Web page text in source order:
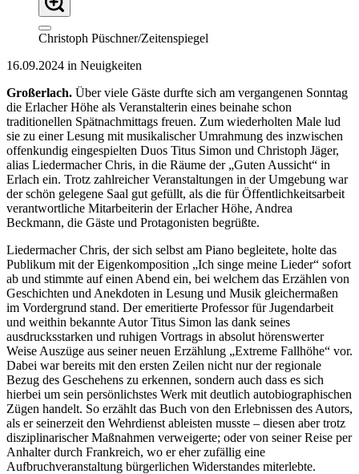
Christoph Püschner/Zeitenspiegel
16.09.2024 in Neuigkeiten
Großerlach. Über viele Gäste durfte sich am vergangenen Sonntag
die Erlacher Höhe als Veranstalterin eines beinahe schon
traditionellen Spätnachmittags freuen. Zum wiederholten Male lud
sie zu einer Lesung mit musikalischer Umrahmung des inzwischen
offenkundig eingespielten Duos Titus Simon und Christoph Jäger,
alias Liedermacher Chris, in die Räume der „Guten Aussicht“ in
Erlach ein. Trotz zahlreicher Veranstaltungen in der Umgebung war
der schön gelegene Saal gut gefüllt, als die für Öffentlichkeitsarbeit
verantwortliche Mitarbeiterin der Erlacher Höhe, Andrea
Beckmann, die Gäste und Protagonisten begrüßte.
Liedermacher Chris, der sich selbst am Piano begleitete, holte das
Publikum mit der Eigenkomposition „Ich singe meine Lieder“ sofort
ab und stimmte auf einen Abend ein, bei welchem das Erzählen von
Geschichten und Anekdoten in Lesung und Musik gleichermaßen
im Vordergrund stand. Der emeritierte Professor für Jugendarbeit
und weithin bekannte Autor Titus Simon las dank seines
ausdrucksstarken und ruhigen Vortrags in absolut hörenswerter
Weise Auszüge aus seiner neuen Erzählung „Extreme Fallhöhe“ vor.
Dabei war bereits mit den ersten Zeilen nicht nur der regionale
Bezug des Geschehens zu erkennen, sondern auch dass es sich
hierbei um sein persönlichstes Werk mit deutlich autobiographischen
Zügen handelt. So erzählt das Buch von den Erlebnissen des Autors,
als er seinerzeit den Wehrdienst ableisten musste – diesen aber trotz
disziplinarischer Maßnahmen verweigerte; oder von seiner Reise per
Anhalter durch Frankreich, wo er eher zufällig eine
Aufbruchveranstaltung bürgerlichen Widerstandes miterlebte.